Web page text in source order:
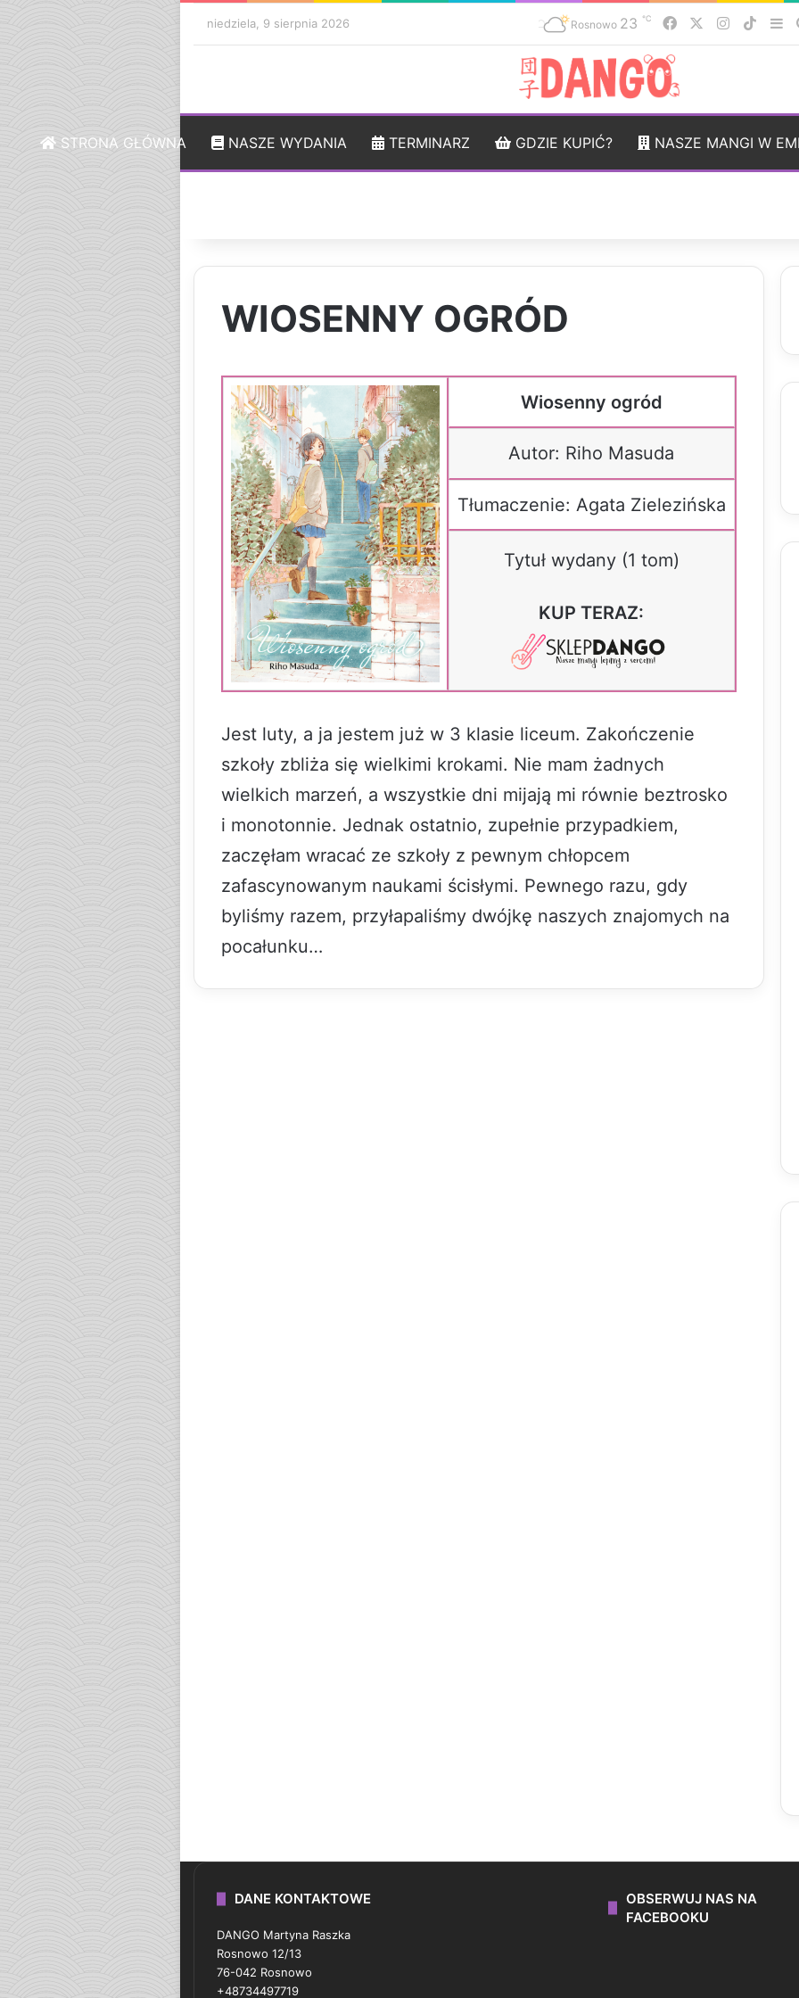
niedziela, 9 sierpnia 2026 Rosnowo 23 ℃ FacebookInstagram
STRONA GŁÓWNA NASZE WYDANIA TERMINARZ GDZIE KUPIĆ? NASZE MANGI W
WIOSENNY OGRÓD
Wiosenny ogród
Autor: Riho Masuda
Tłumaczenie: Agata Zielezińska
Tytuł wydany (1 tom)
KUP TERAZ:
Jest luty, a ja jestem już w 3 klasie liceum. Zakończenie
szkoły zbliża się wielkimi krokami. Nie mam żadnych
wielkich marzeń, a wszystkie dni mijają mi równie beztrosko
i monotonnie. Jednak ostatnio, zupełnie przypadkiem,
zaczęłam wracać ze szkoły z pewnym chłopcem
zafascynowanym naukami ścisłymi. Pewnego razu, gdy
byliśmy razem, przyłapaliśmy dwójkę naszych znajomych na
pocałunku…
DANE KONTAKTOWE
DANGO Martyna Raszka
Rosnowo 12/13
76-042 Rosnowo
+48734497719
OBSERWUJ NAS NA
FACEBOOKU